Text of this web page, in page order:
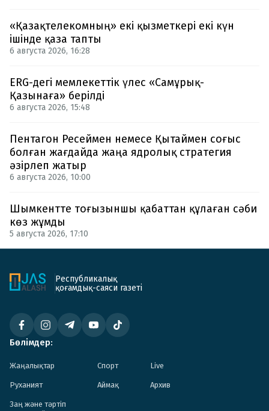
«Қазақтелекомның» екі қызметкері екі күн
ішінде қаза тапты
6 августа 2026, 16:28
ERG-дегі мемлекеттік үлес «Самұрық-
Қазынаға» берілді
6 августа 2026, 15:48
Пентагон Ресеймен немесе Қытаймен соғыс
болған жағдайда жаңа ядролық стратегия
әзірлеп жатыр
6 августа 2026, 10:00
Шымкентте тоғызыншы қабаттан құлаған сәби
көз жұмды
5 августа 2026, 17:10
Республикалық
қоғамдық-саяси газеті
Бөлімдер:
Жаңалықтар Спорт Live
Руханият Аймақ Архив
Заң және тәртіп